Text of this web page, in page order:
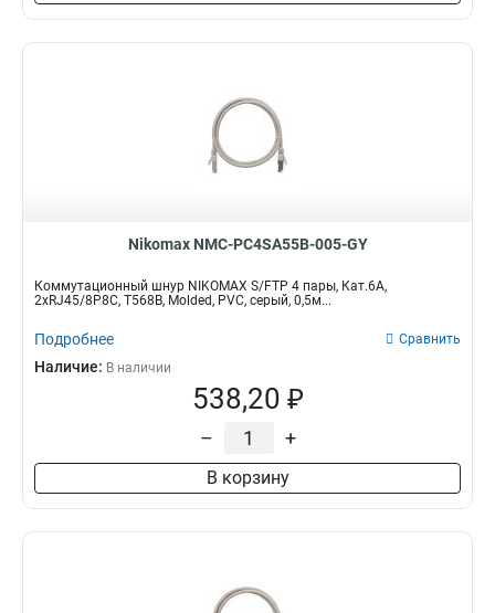
Nikomax NMC-PC4SA55B-005-GY
Коммутационный шнур NIKOMAX S/FTP 4 пары, Кат.6A,
2хRJ45/8P8C, T568B, Molded, PVC, серый, 0,5м...
Подробнее Сравнить
Наличие: В наличии
538,20 ₽
– +
В корзину